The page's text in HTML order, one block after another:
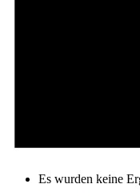
Es wurden keine